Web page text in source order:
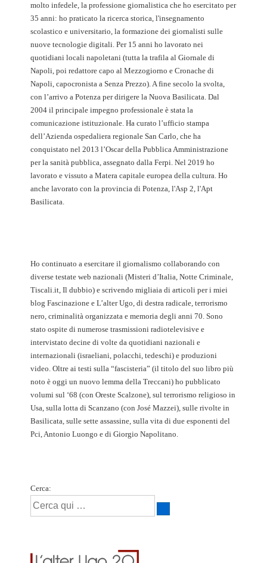
molto infedele, la professione giornalistica che ho esercitato per
35 anni: ho praticato la ricerca storica, l'insegnamento
scolastico e universitario, la formazione dei giornalisti sulle
nuove tecnologie digitali. Per 15 anni ho lavorato nei
quotidiani locali napoletani (tutta la trafila al Giornale di
Napoli, poi redattore capo al Mezzogiorno e Cronache di
Napoli, capocronista a Senza Prezzo). A fine secolo la svolta,
con l’arrivo a Potenza per dirigere la Nuova Basilicata. Dal
2004 il principale impegno professionale è stata la
comunicazione istituzionale. Ha curato l’ufficio stampa
dell’Azienda ospedaliera regionale San Carlo, che ha
conquistato nel 2013 l’Oscar della Pubblica Amministrazione
per la sanità pubblica, assegnato dalla Ferpi. Nel 2019 ho
lavorato e vissuto a Matera capitale europea della cultura. Ho
anche lavorato con la provincia di Potenza, l'Asp 2, l'Apt
Basilicata.
Ho continuato a esercitare il giornalismo collaborando con
diverse testate web nazionali (Misteri d’Italia, Notte Criminale,
Tiscali.it, Il dubbio) e scrivendo migliaia di articoli per i miei
blog Fascinazione e L’alter Ugo, di destra radicale, terrorismo
nero, criminalità organizzata e memoria degli anni 70. Sono
stato ospite di numerose trasmissioni radiotelevisive e
intervistato decine di volte da quotidiani nazionali e
internazionali (israeliani, polacchi, tedeschi) e produzioni
video. Oltre ai testi sulla “fascisteria” (il titolo del suo libro più
noto è oggi un nuovo lemma della Treccani) ho pubblicato
volumi sul ‘68 (con Oreste Scalzone), sul terrorismo religioso in
Usa, sulla lotta di Scanzano (con José Mazzei), sulle rivolte in
Basilicata, sulle sette assassine, sulla vita di due esponenti del
Pci, Antonio Luongo e di Giorgio Napolitano.
Cerca: